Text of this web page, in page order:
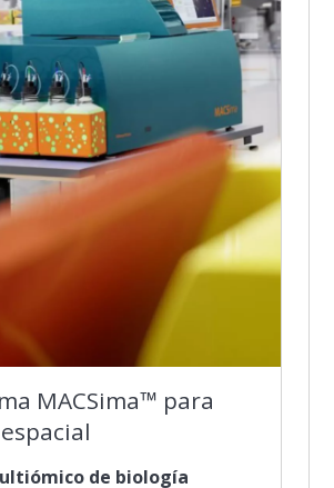
MACSima™ para
de biología